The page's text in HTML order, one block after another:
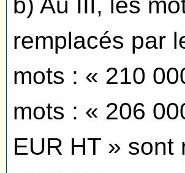
b) Au III, les
remplacés par
mots : « 210
mots : « 206
EUR HT »